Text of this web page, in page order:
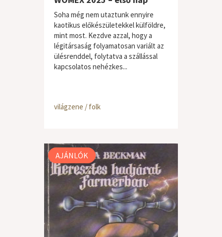
Soha még nem utaztunk ennyire
kaotikus előkészületekkel külföldre,
mint most. Kezdve azzal, hogy a
légitársaság folyamatosan variált az
ülésrenddel, folytatva a szállással
kapcsolatos nehézkes...
világzene / folk
AJÁNLÓK